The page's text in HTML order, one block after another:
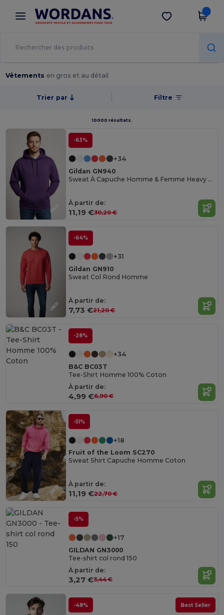
× Appli Wordans
Meilleurs prix sur l’app !
Obtenir l'appli
Vêtements en gros et au détail
Trier par Filtre
10000 résultats.
-63%
+34
Gildan GN940
Sweat À Capuche Homme & Femme Heavy Blend
À partir de:
11,19 €30,20 €
-64%
+31
Gildan GN910
Sweat Col Rond Homme
À partir de:
7,73 €21,20 €
-28%
+34
B&C BC03T
Tee-Shirt Homme 100% Coton
À partir de:
4,99 €6,90 €
-51%
+18
Fruit of the Loom SC270
Sweat Shirt Capuche Homme Coton
À partir de:
11,19 €22,70 €
-5%
+17
GILDAN GN3000
Tee-shirt col rond 150
À partir de:
3,27 €3,44 €
-48% Best Seller